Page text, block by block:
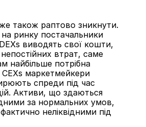
також раптово зникнути.
на ринку постачальники
DEXs виводять свої кошти,
втрат, саме
найбільше потрібна
CEXs маркетмейкери
спреди під час
Активи, що здаються
за нормальних умов,
неліквідними під